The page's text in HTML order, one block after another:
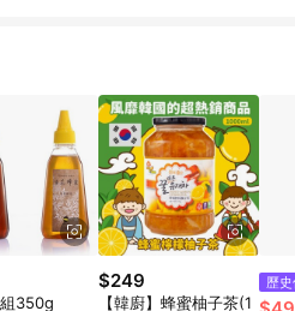
350g
$249
【韓廚】蜂蜜柚子茶(1
歷